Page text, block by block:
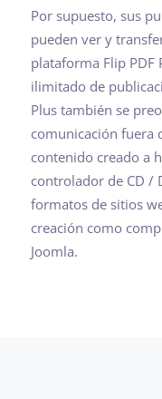
Por supuesto, sus
pueden ver y
plataforma Flip
ilimitado de
Plus también se
comunicación fuera
contenido creado a
controlador de CD /
formatos de sitios
creación como
Joomla.